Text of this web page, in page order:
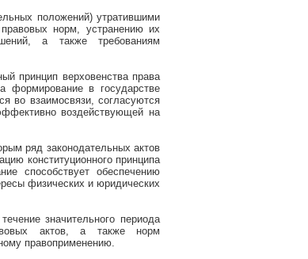
положений) утратившими
норм, устранению их
а также требованиям
принцип верховенства права
формирование в государстве
во взаимосвязи, согласуются
воздействующей на
ряд законодательных актов
конституционного принципа
способствует обеспечению
физических и юридических
значительного периода
актов, а также норм
правоприменению.